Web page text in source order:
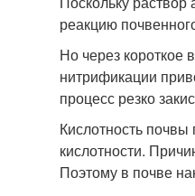
реакцию
Но через короткое
нитрификации
процесс резко
Кислотность
кислотности.
Поэтому в почве